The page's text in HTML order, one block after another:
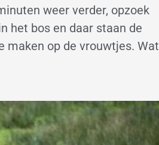
weer verder, opzoek
het bos en daar staan de
maken op de vrouwtjes. Wat